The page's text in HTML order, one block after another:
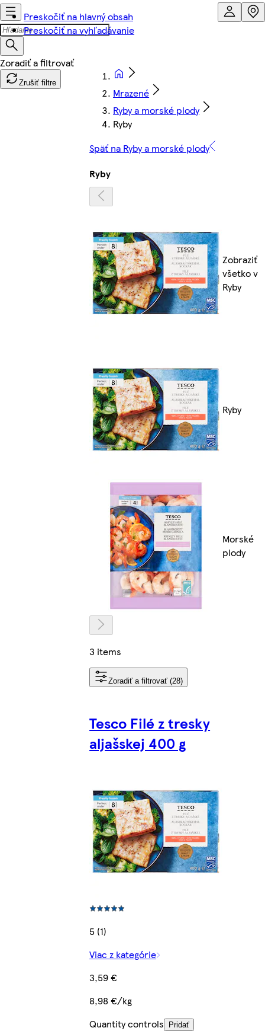
Preskočiť na hlavný obsah
Preskočiť na vyhľadávanie
Zrušiť filtre
Mrazené
Ryby a morské plody
Ryby
Späť na Ryby a morské plody
Ryby
Zobraziť
všetko v
Ryby
Ryby
Morské
plody
3 items
Zoradiť a filtrovať (28)
Tesco Filé z tresky
aljašskej 400 g
5 (1)
Viac z kategórie
3,59 €
8,98 €/kg
Quantity controls Pridať